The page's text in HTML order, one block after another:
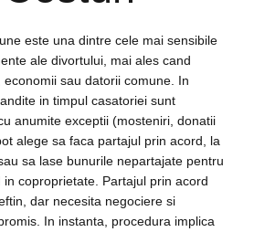
este una dintre cele mai sensibile
ale divortului, mai ales cand
sau datorii comune. In
in timpul casatoriei sunt
anumite exceptii (mosteniri, donatii
alege sa faca partajul prin acord, la
sa lase bunurile nepartajate pentru
coproprietate. Partajul prin acord
dar necesita negociere si
In instanta, procedura implica